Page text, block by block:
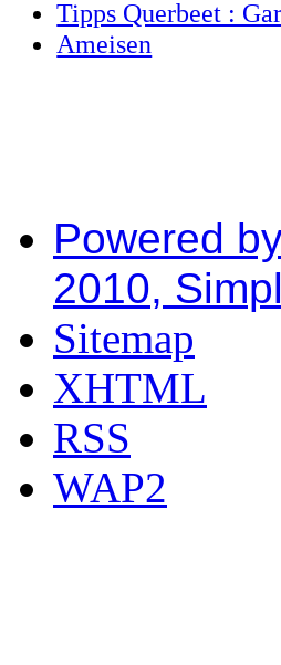
Tipps Querbeet :
Ameisen
Powered
2010,
Sitemap
XHTML
RSS
WAP2